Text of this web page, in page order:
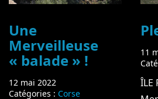
Une
Merveilleuse
« balade » !
12 mai 2022
Catégories : Corse
11
ÎLE